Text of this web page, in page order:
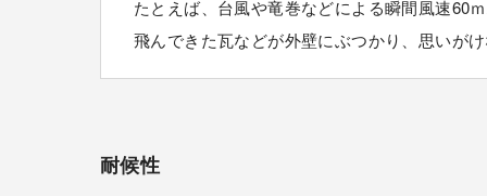
たとえば、台風や竜巻などによる瞬間風速60
飛んできた瓦などが外壁にぶつかり、思いが
耐候性